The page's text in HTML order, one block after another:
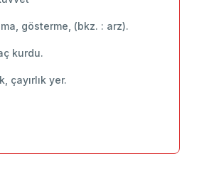
gösterme, (bkz. : arz).
kurdu.
çayırlık yer.